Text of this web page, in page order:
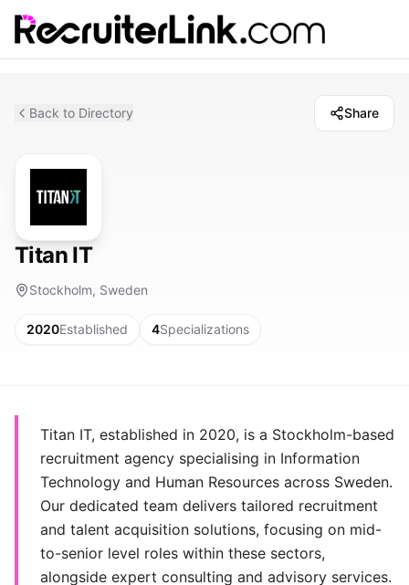
Back to Directory Share
Titan IT
Stockholm, Sweden
2020Established 4Specializations
Titan IT, established in 2020, is a Stockholm-based
recruitment agency specialising in Information
Technology and Human Resources across Sweden.
Our dedicated team delivers tailored recruitment
and talent acquisition solutions, focusing on mid-
to-senior level roles within these sectors,
alongside expert consulting and advisory services.